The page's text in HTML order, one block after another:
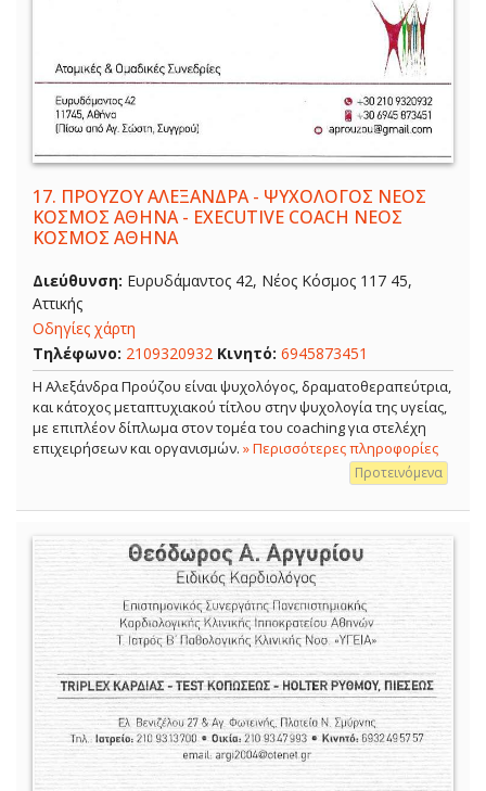
17. ΠΡΟΥΖΟΥ ΑΛΕΞΑΝΔΡΑ - ΨΥΧΟΛΟΓΟΣ ΝΕΟΣ
ΚΟΣΜΟΣ ΑΘΗΝΑ - EXECUTIVE COACH ΝΕΟΣ
ΚΟΣΜΟΣ ΑΘΗΝΑ
Διεύθυνση: Ευρυδάμαντος 42, Νέος Κόσμος 117 45,
Αττικής
Οδηγίες χάρτη
Τηλέφωνο: 2109320932 Κινητό: 6945873451
Η Αλεξάνδρα Προύζου είναι ψυχολόγος, δραματοθεραπεύτρια,
και κάτοχος μεταπτυχιακού τίτλου στην ψυχολογία της υγείας,
με επιπλέον δίπλωμα στον τομέα του coaching για στελέχη
επιχειρήσεων και οργανισμών. » Περισσότερες πληροφορίες
Προτεινόμενα